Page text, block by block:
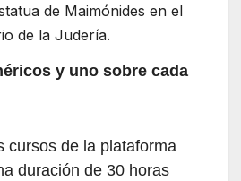
de Maimónides en el
de la Judería.
y uno sobre cada
cursos de la plataforma
duración de 30 horas